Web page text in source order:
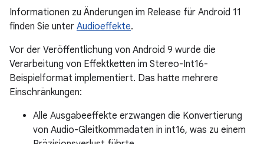
Informationen zu Änderungen im Release für Android 11
finden Sie unter Audioeffekte.
Vor der Veröffentlichung von Android 9 wurde die
Verarbeitung von Effektketten im Stereo-Int16-
Beispielformat implementiert. Das hatte mehrere
Einschränkungen:
Alle Ausgabeeffekte erzwangen die Konvertierung
von Audio-Gleitkommadaten in int16, was zu einem